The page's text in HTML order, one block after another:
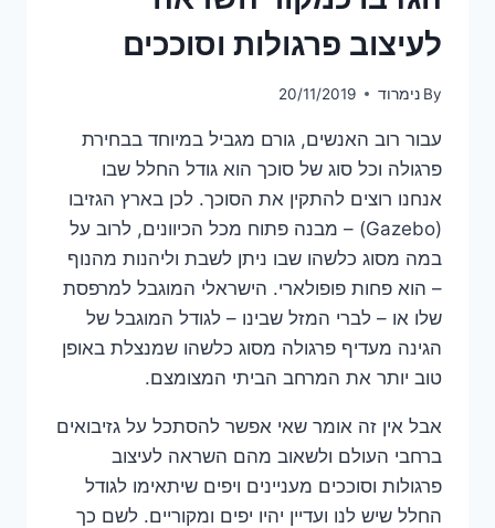
לעיצוב פרגולות וסוככים
By נימרוד 20/11/2019
עבור רוב האנשים, גורם מגביל במיוחד בבחירת
פרגולה וכל סוג של סוכך הוא גודל החלל שבו
אנחנו רוצים להתקין את הסוכך. לכן בארץ הגזיבו
(Gazebo) – מבנה פתוח מכל הכיוונים, לרוב על
במה מסוג כלשהו שבו ניתן לשבת וליהנות מהנוף
– הוא פחות פופולארי. הישראלי המוגבל למרפסת
שלו או – לברי המזל שבינו – לגודל המוגבל של
הגינה מעדיף פרגולה מסוג כלשהו שמנצלת באופן
טוב יותר את המרחב הביתי המצומצם.
אבל אין זה אומר שאי אפשר להסתכל על גזיבואים
ברחבי העולם ולשאוב מהם השראה לעיצוב
פרגולות וסוככים מעניינים ויפים שיתאימו לגודל
החלל שיש לנו ועדיין יהיו יפים ומקוריים. לשם כך